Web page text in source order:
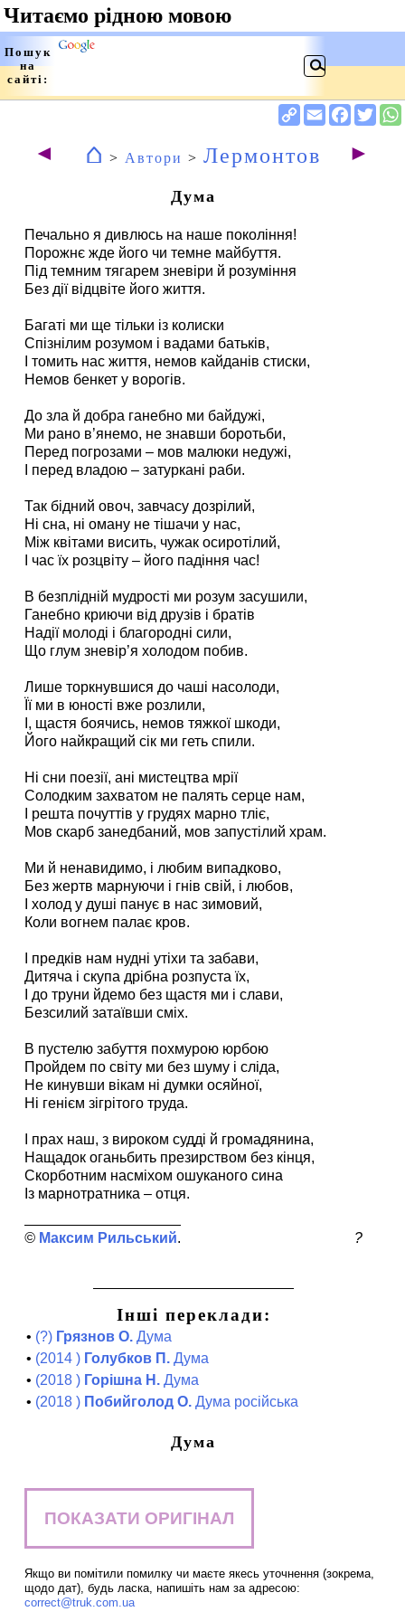
◄ ⌂ > Автори > Лермонтов ►
Дума
Печально я дивлюсь на наше покоління!
Порожнє жде його чи темне майбуття.
Під темним тягарем зневіри й розуміння
Без дії відцвіте його життя.
Багаті ми ще тільки із колиски
Спізнілим розумом і вадами батьків,
І томить нас життя, немов кайданів стиски,
Немов бенкет у ворогів.
До зла й добра ганебно ми байдужі,
Ми рано в’янемо, не знавши боротьби,
Перед погрозами – мов малюки недужі,
І перед владою – затуркані раби.
Так бідний овоч, завчасу дозрілий,
Ні сна, ні оману не тішачи у нас,
Між квітами висить, чужак осиротілий,
І час їх розцвіту – його падіння час!
В безплідній мудрості ми розум засушили,
Ганебно криючи від друзів і братів
Надії молоді і благородні сили,
Що глум зневір’я холодом побив.
Лише торкнувшися до чаші насолоди,
Її ми в юності вже розлили,
І, щастя боячись, немов тяжкої шкоди,
Його найкращий сік ми геть спили.
Ні сни поезії, ані мистецтва мрії
Солодким захватом не палять серце нам,
І решта почуттів у грудях марно тліє,
Мов скарб занедбаний, мов запустілий храм.
Ми й ненавидимо, і любим випадково,
Без жертв марнуючи і гнів свій, і любов,
І холод у душі панує в нас зимовий,
Коли вогнем палає кров.
І предків нам нудні утіхи та забави,
Дитяча і скупа дрібна розпуста їх,
І до труни йдемо без щастя ми і слави,
Безсилий затаївши сміх.
В пустелю забуття похмурою юрбою
Пройдем по світу ми без шуму і сліда,
Не кинувши вікам ні думки осяйної,
Ні генієм зігрітого труда.
І прах наш, з вироком судді й громадянина,
Нащадок оганьбить презирством без кінця,
Скорботним насміхом ошуканого сина
Із марнотратника – отця.
Максим Рильський ?
Інші переклади:
• (?) Грязнов О. Дума
• (2014 ) Голубков П. Дума
• (2018 ) Горішна Н. Дума
• (2018 ) Побийголод О. Дума російська
Дума
ПОКАЗАТИ ОРИГІНАЛ
Якщо ви помітили помилку чи маєте якесь уточнення (зокрема,
щодо дат), будь ласка, напишіть нам за адресою:
correct@truk.com.ua